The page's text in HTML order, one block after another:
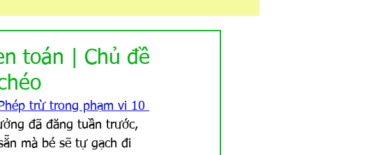
báo HOT FIle tổng hợp
toán | Chủ đề
Phép trừ trong phạm vi 10
đã đăng tuần trước,
mà bé sẽ tự gạch đi